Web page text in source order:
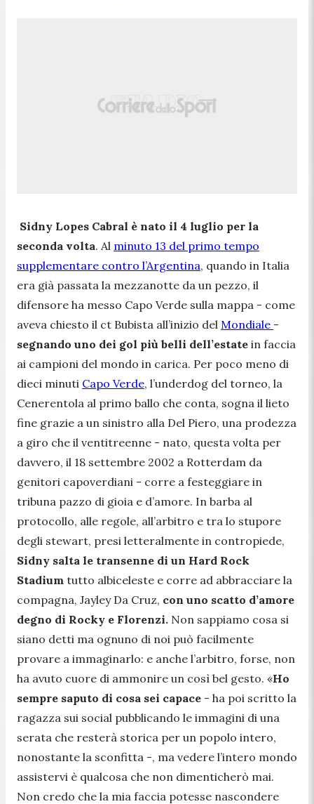
Sidny Lopes Cabral è nato il 4 luglio per la
seconda volta. Al minuto 13 del primo tempo
supplementare contro l’Argentina, quando in Italia
era già passata la mezzanotte da un pezzo, il
difensore ha messo Capo Verde sulla mappa - come
aveva chiesto il ct Bubista all’inizio del Mondiale -
segnando uno dei gol più belli dell’estate in faccia
ai campioni del mondo in carica. Per poco meno di
dieci minuti Capo Verde, l’underdog del torneo, la
Cenerentola al primo ballo che conta, sogna il lieto
fine grazie a un sinistro alla Del Piero, una prodezza
a giro che il ventitreenne - nato, questa volta per
davvero, il 18 settembre 2002 a Rotterdam da
genitori capoverdiani - corre a festeggiare in
tribuna pazzo di gioia e d’amore. In barba al
protocollo, alle regole, all’arbitro e tra lo stupore
degli stewart, presi letteralmente in contropiede,
Sidny salta le transenne di un Hard Rock
Stadium tutto albiceleste e corre ad abbracciare la
compagna, Jayley Da Cruz, con uno scatto d’amore
degno di Rocky e Florenzi. Non sappiamo cosa si
siano detti ma ognuno di noi può facilmente
provare a immaginarlo: e anche l’arbitro, forse, non
ha avuto cuore di ammonire un così bel gesto. «Ho
sempre saputo di cosa sei capace - ha poi scritto la
ragazza sui social pubblicando le immagini di una
serata che resterà storica per un popolo intero,
nonostante la sconfitta -, ma vedere l’intero mondo
assistervi è qualcosa che non dimenticherò mai.
Non credo che la mia faccia potesse nascondere